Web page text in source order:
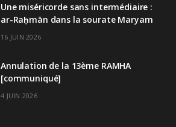
Une miséricorde sans intermédiaire :
ar-Raḥmān dans la sourate Maryam
16 JUIN 2026
Annulation de la 13ème RAMHA
[communiqué]
4 JUIN 2026